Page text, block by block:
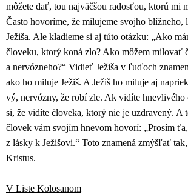
môžete dať, tou najväčšou radosťou, ktorú mi
Často hovoríme, že milujeme svojho blížneho,
Ježiša. Ale kladieme si aj túto otázku: „Ako
človeku, ktorý koná zlo? Ako môžem milovať
a nervózneho?“ Vidieť Ježiša v ľuďoch
ako ho miluje Ježiš. A Ježiš ho miluje aj
vý, nervózny, že robí zle. Ak vidíte hnevlivého
si, že vidíte človeka, ktorý nie je uzdravený. A
človek vám svojím hnevom hovorí: „Prosím
z lásky k Ježišovi.“ Toto znamená zmýšľať
Kristus.
V Liste Kolosanom